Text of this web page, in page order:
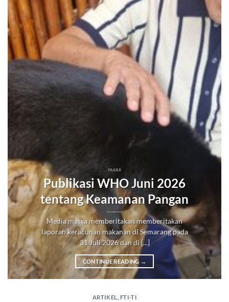
PAKAR
Publikasi WHO Juni 2026
tentang Keamanan Pangan
Media massa memberitakan memberitakan
laporan keracunan makanan di Semarang pada
31 Juli 2026 dan di [...]
CONTINUE READING →
ARTIKEL FTI-TI